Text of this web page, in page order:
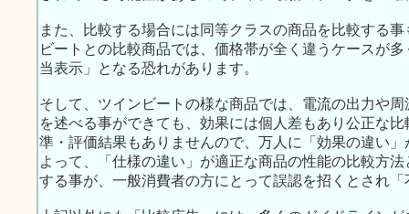
また、比較する場合には同等クラスの商品を比較する
ビートとの比較商品では、価格帯が全く違うケースが
当表示」となる恐れがあります。
そして、ツインビートの様な商品では、電流の出力や
を述べる事ができても、効果には個人差もあり公正な
準・評価結果もありませんので、万人に「効果の違い
よって、「仕様の違い」が適正な商品の性能の比較方
する事が、一般消費者の方にとって誤認を招くとされ